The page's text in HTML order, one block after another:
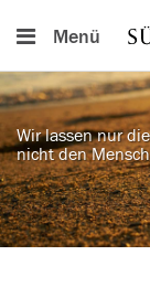
Menü
Wir lassen nur
nicht den